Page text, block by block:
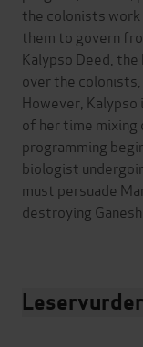
the colonists
them to govern
Kalypso Deed,
over the
However, Kalypso
of her time mixing
programming
biologist
must persuade
destroying